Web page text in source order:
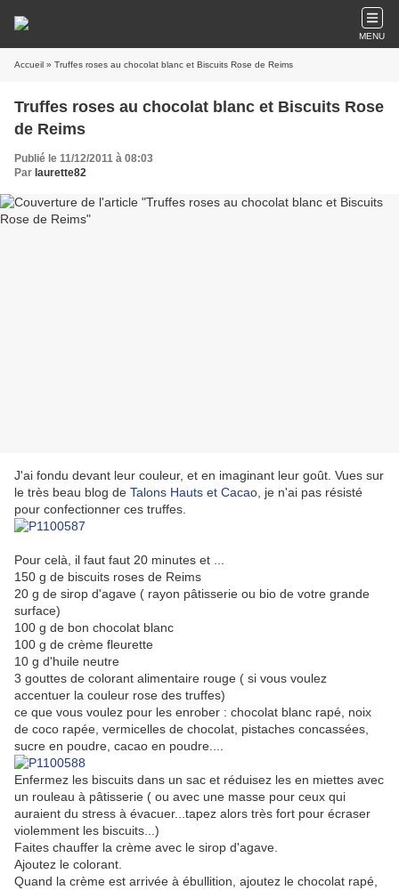
MENU
Accueil » Truffes roses au chocolat blanc et Biscuits Rose de Reims
Truffes roses au chocolat blanc et Biscuits Rose
de Reims
Publié le 11/12/2011 à 08:03
Par laurette82
J'ai fondu devant leur couleur, et en imaginant leur goût. Vues sur
le très beau blog de Talons Hauts et Cacao , je n'ai pas résisté
pour confectionner ces truffes.
Pour celà, il faut faut 20 minutes et ...
150 g de biscuits roses de Reims
20 g de sirop d'agave ( rayon pâtisserie ou bio de votre grande
surface)
100 g de bon chocolat blanc
100 g de crème fleurette
10 g d'huile neutre
3 gouttes de colorant alimentaire rouge ( si vous voulez
accentuer la couleur rose des truffes)
ce que vous voulez pour les enrober : chocolat blanc rapé, noix
de coco rapée, vermicelles de chocolat, pistaches concassées,
sucre en poudre, cacao en poudre....
Enfermez les biscuits dans un sac et réduisez les en miettes avec
un rouleau à pâtisserie ( ou avec une masse pour ceux qui
auraient du stress à évacuer...tapez alors très fort pour écraser
violemment les biscuits...)
Faites chauffer la crème avec le sirop d'agave.
Ajoutez le colorant.
Quand la crème est arrivée à ébullition, ajoutez le chocolat rapé,